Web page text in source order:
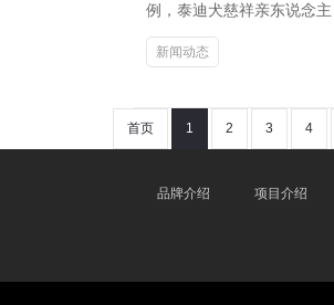
例，泰迪犬慈祥亲东说念
新闻动态
首页 1 2 3 4
品牌介绍 项目介绍